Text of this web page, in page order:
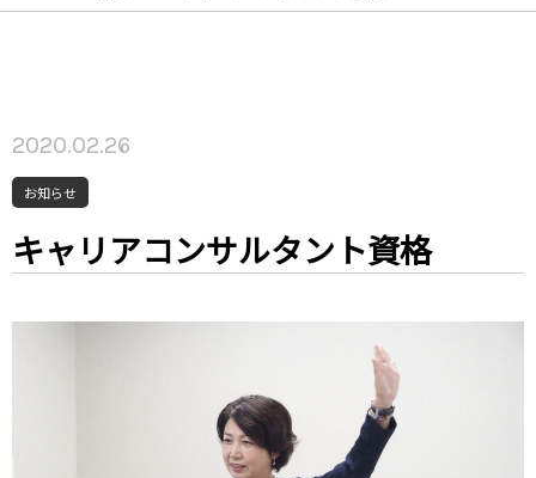
2020.02.26
お知らせ
キャリアコンサルタント資格